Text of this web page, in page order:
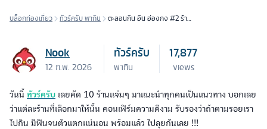
บล็อกท่องเที่ยว ทัวร์ครับ พากิน
ตะลอนกิน อิน ฮ่องกง #2 ร้าน
Nook
12 ก.พ. 2026
ทัวร์ครับ
พากิน
17,877
views
วันนี้ ทัวร์ครับ เลยคัด 10 ร้านแจ่มๆ มาแนะนำทุกคนเป็นแนวทาง บอกเลย
ว่าแต่ละร้านที่เลือกมาให้นั้น คอนเฟิร์มความดีงาม รับรองว่าถ้าตามรอยเรา
ไปกิน มีฟินจนตัวแตกแน่นอน พร้อมแล้ว ไปลุยกันเลย !!!